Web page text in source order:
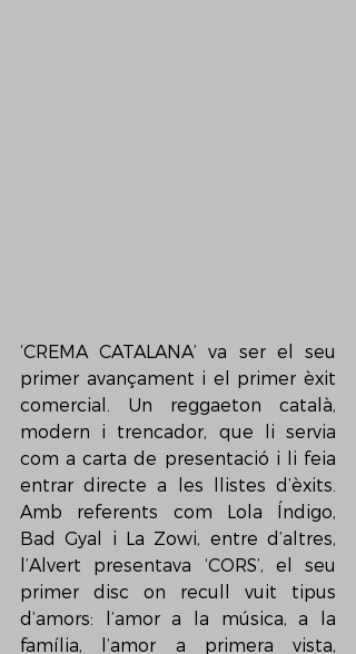
‘CREMA CATALANA’ va ser el seu
primer avançament i el primer èxit
comercial. Un reggaeton català,
modern i trencador, que li servia
com a carta de presentació i li feia
entrar directe a les llistes d’èxits.
Amb referents com Lola Índigo,
Bad Gyal i La Zowi, entre d’altres,
l’Alvert presentava ‘CORS’, el seu
primer disc on recull vuit tipus
d’amors: l’amor a la música, a la
família, l’amor a primera vista,